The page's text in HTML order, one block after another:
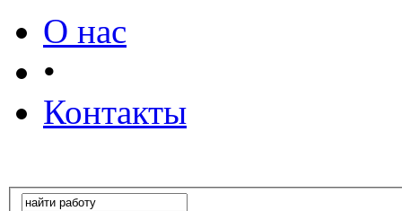
О нас
•
Контакты